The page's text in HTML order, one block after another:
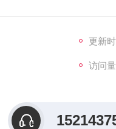
司WISTER--您*信赖的工
更新
访问